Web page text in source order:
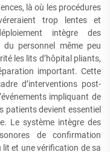
là où les procédures
trop lentes et
intègre des
personnel même peu
les lits d’hôpital pliants,
important. Cette
d’interventions post-
impliquant de
patients devient essentiel
Le système intègre des
de confirmation
et une vérification de sa